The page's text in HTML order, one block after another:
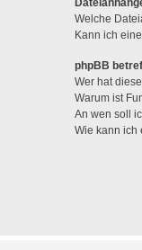
Welche
Kann ich
phpBB
Wer hat
Warum ist
An wen soll
Wie kann ich